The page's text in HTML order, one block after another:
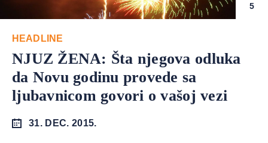
5
HEADLINE
NJUZ ŽENA: Šta njegova odluka
da Novu godinu provede sa
ljubavnicom govori o vašoj vezi
31. DEC. 2015.